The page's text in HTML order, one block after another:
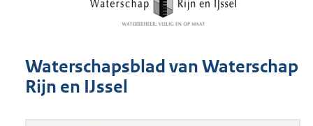
Waterschapsblad van Waterschap
Rijn en IJssel